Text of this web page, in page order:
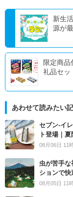
新生
源が
限定商品
礼品セッ
あわせて読みたい
セブン‐イ
ト登場｜
08月06日 11
虫が苦手
ションで
08月05日 11